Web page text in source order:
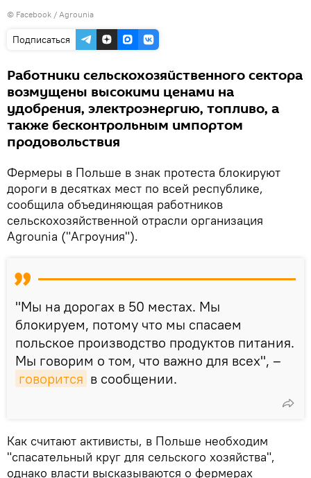
© Facebook / Agrounia
Подписаться
Работники сельскохозяйственного сектора
возмущены высокими ценами на
удобрения, электроэнергию, топливо, а
также бесконтрольным импортом
продовольствия
Фермеры в Польше в знак протеста блокируют
дороги в десятках мест по всей республике,
сообщила объединяющая работников
сельскохозяйственной отрасли организация
Agrounia ("Агроуния").
"Мы на дорогах в 50 местах. Мы
блокируем, потому что мы спасаем
польское производство продуктов питания.
Мы говорим о том, что важно для всех", –
говорится в сообщении.
Как считают активисты, в Польше необходим
"спасательный круг для сельского хозяйства",
однако власти высказываются о фермерах